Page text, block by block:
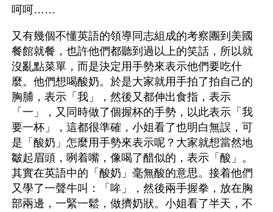
呵呵……
又有幾個不懂英語的領導同志組成的考察團到美國
餐館就餐，也許他們都聽到過以上的笑話，所以就
沒亂點菜單，而是決定用手勢來表示他們要吃什
麼。他們想喝酸奶。於是大家就用手拍了拍自己的
胸脯，表示「我」，然後又都伸出食指，表示
「一」，又同時做了個握杯的手勢，以此表示「我
要一杯」，這都很準確，小姐看了也明白無誤，可
是「酸奶」怎麼用手勢來表示呢？大家就想當然地
皺起眉頭，咧着嘴，像喝了醋似的，表示「酸」。
其實在英語中的「酸奶」毫無酸的意思。接着他們
又學了一聲牛叫：「哞」，然後兩手握拳，放在胸
部兩邊，一緊一鬆，做擠奶狀。小姐看了半天，不